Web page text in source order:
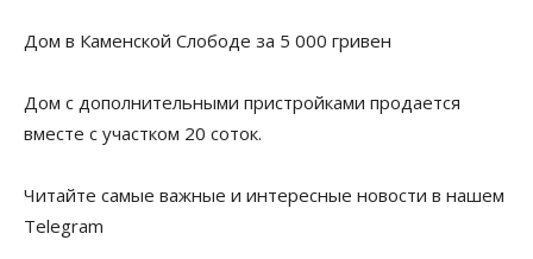
Дом в Каменской Слободе за 5 000 гривен
Дом с дополнительными пристройками продается
вместе с участком 20 соток.
Читайте самые важные и интересные новости в нашем
Telegram